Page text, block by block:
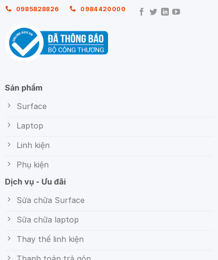
0985828826 0984420000
Sản phẩm
Surface
Laptop
Linh kiện
Phụ kiện
Dịch vụ - Ưu đãi
Sửa chữa Surface
Sữa chữa laptop
Thay thế linh kiện